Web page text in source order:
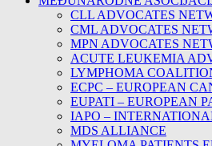
CLL ADVOCATES
CML ADVOCATES
MPN ADVOCATES
ACUTE LEUKEMIA
LYMPHOMA
ECPC – EUROPEAN
EUPATI – EUROPEAN
IAPO –
MDS ALLIANCE